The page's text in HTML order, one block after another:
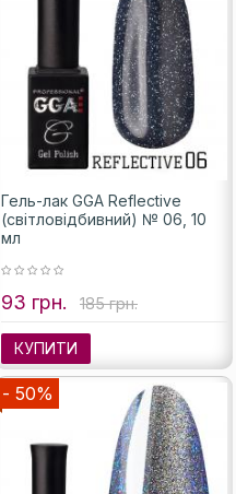
Гель-лак GGA Reflective
(світловідбивний) № 06, 10
мл
93 грн. 185 грн.
КУПИТИ
- 50%